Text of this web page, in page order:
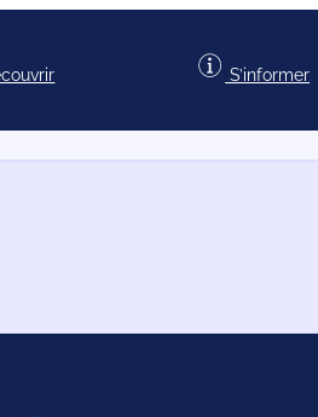
S’informer